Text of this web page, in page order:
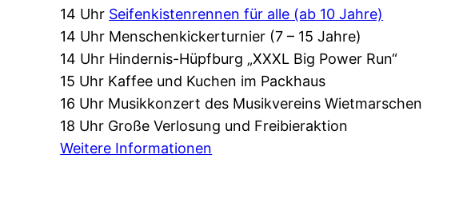
14 Uhr Seifenkistenrennen für alle (ab 10 Jahre)
14 Uhr Menschenkickerturnier (7 – 15 Jahre)
14 Uhr Hindernis-Hüpfburg „XXXL Big Power Run“
15 Uhr Kaffee und Kuchen im Packhaus
16 Uhr Musikkonzert des Musikvereins Wietmarschen
18 Uhr Große Verlosung und Freibieraktion
Weitere Informationen